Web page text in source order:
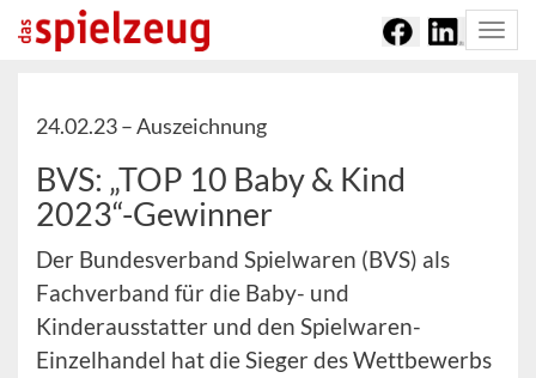
24.02.23 –Auszeichnung
BVS: „TOP 10 Baby & Kind
2023“-Gewinner
Der Bundesverband Spielwaren (BVS) als
Fachverband für die Baby- und
Kinderausstatter und den Spielwaren-
Einzelhandel hat die Sieger des Wettbewerbs